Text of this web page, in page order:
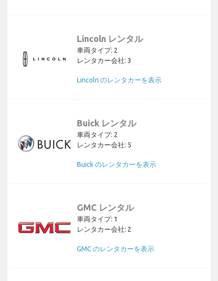
Lincoln レンタル
車両タイプ: 2
レンタカー会社: 3
Lincoln のレンタカーを表示
Buick レンタル
車両タイプ: 2
レンタカー会社: 5
Buick のレンタカーを表示
GMC レンタル
車両タイプ: 1
レンタカー会社: 2
GMC のレンタカーを表示